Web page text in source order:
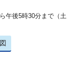
午後5時30分まで（土